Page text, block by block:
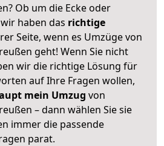
Ob um die Ecke oder
haben das richtige
Seite, wenn es Umzüge von
geht! Wenn Sie nicht
wir die richtige Lösung für
auf Ihre Fragen wollen,
mein Umzug von
– dann wählen Sie sie
immer die passende
parat.